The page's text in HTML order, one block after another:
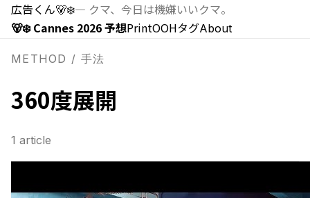
広告くん🐻‍❄️— クマ、今日は機嫌いいクマ。
🐻‍❄️ Cannes 2026 予想PrintOOHタグAbout
METHOD / 手法
360度展開
1 article